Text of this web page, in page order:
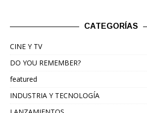
CATEGORÍAS
CINE Y TV
DO YOU REMEMBER?
featured
INDUSTRIA Y TECNOLOGÍA